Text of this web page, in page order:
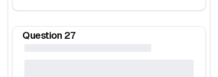
Question 27